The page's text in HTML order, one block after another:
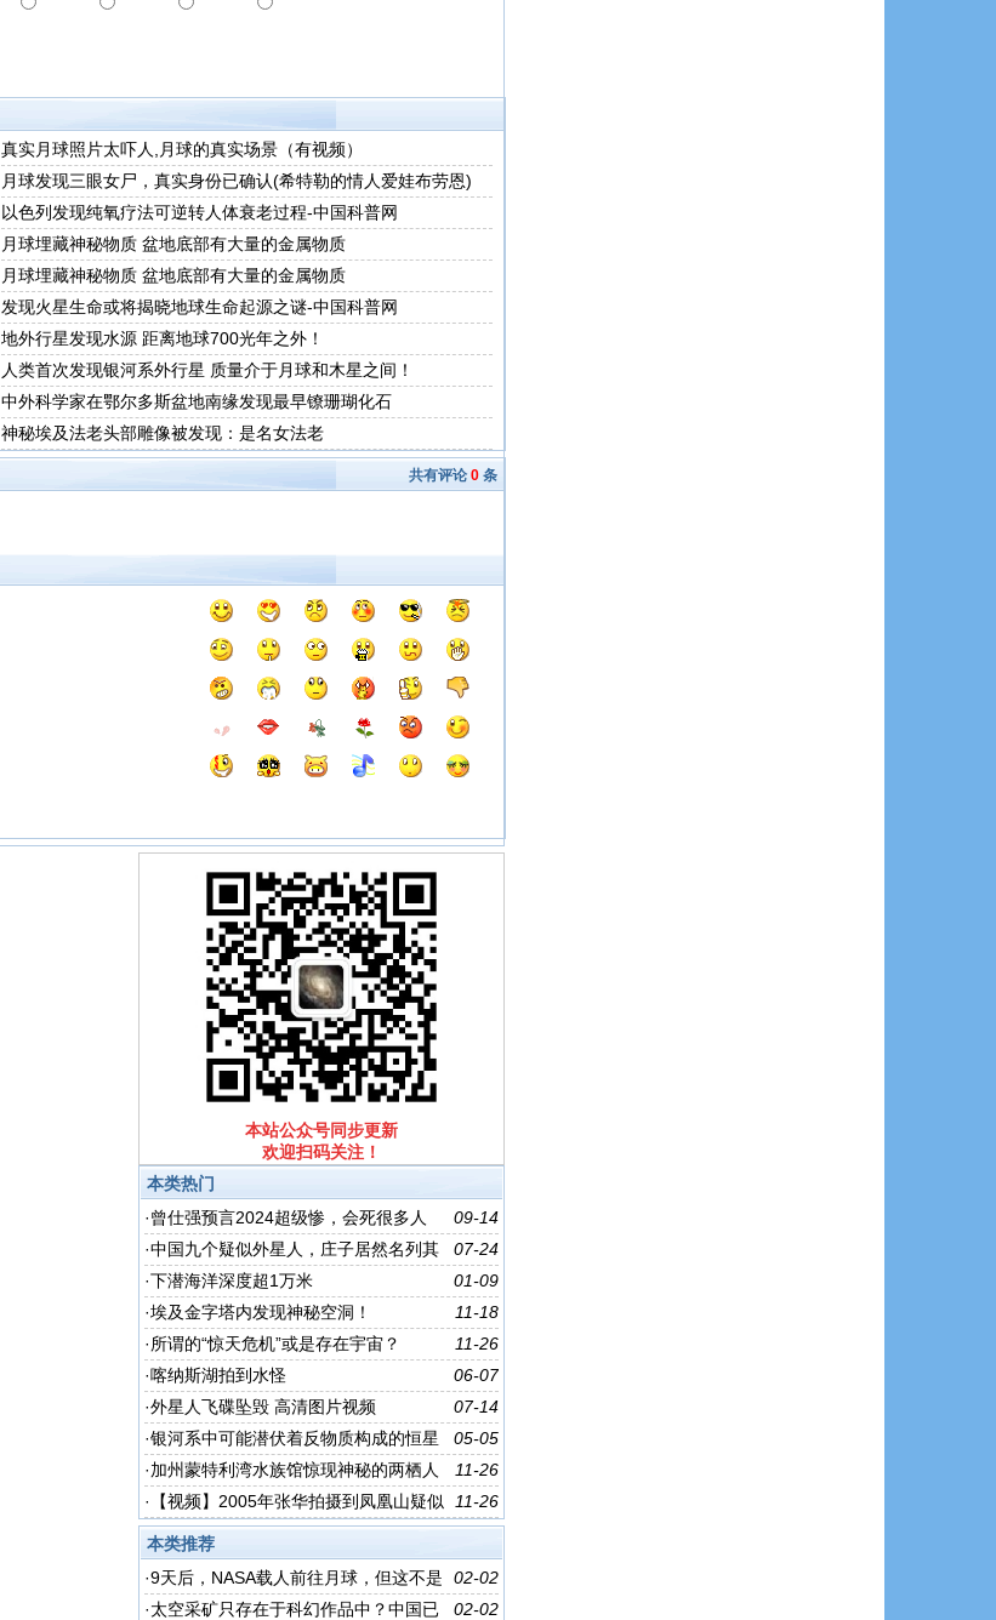
真实月球照片太吓人,月球的真实场景（有视频）
月球发现三眼女尸，真实身份已确认(希特勒的情人爱娃布劳恩)
以色列发现纯氧疗法可逆转人体衰老过程-中国科普网
月球埋藏神秘物质 盆地底部有大量的金属物质
月球埋藏神秘物质 盆地底部有大量的金属物质
发现火星生命或将揭晓地球生命起源之谜-中国科普网
地外行星发现水源 距离地球700光年之外！
人类首次发现银河系外行星 质量介于月球和木星之间！
中外科学家在鄂尔多斯盆地南缘发现最早镣珊瑚化石
神秘埃及法老头部雕像被发现：是名女法老
共有评论 0 条
本站公众号同步更新
欢迎扫码关注！
本类热门
09-14
·曾仕强预言2024超级惨，会死很多人
（有视频）
07-24
·中国九个疑似外星人，庄子居然名列其
中！（附最详细版视频）
01-09
·下潜海洋深度超1万米
11-18
·埃及金字塔内发现神秘空洞！
11-26
·所谓的“惊天危机”或是存在宇宙？
06-07
·喀纳斯湖拍到水怪
07-14
·外星人飞碟坠毁 高清图片视频
05-05
·银河系中可能潜伏着反物质构成的恒星
11-26
·加州蒙特利湾水族馆惊现神秘的两栖人
11-26
·
【视频】2005年张华拍摄到凤凰山疑似
UFO的碟形状物体
本类推荐
02-02
·9天后，NASA载人前往月球，但这不是
竞赛
02-02
·太空采矿只存在于科幻作品中？中国已